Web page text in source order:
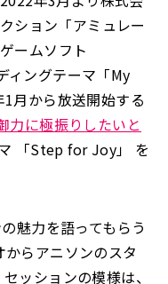
ション「アミュレー
ームソフト
ィングテーマ「My
月から放送開始する
力に極振りしたいと
「Step for Joy」 を
魅力を語ってもらう
らアニソンのスタ
ッションの模様は、